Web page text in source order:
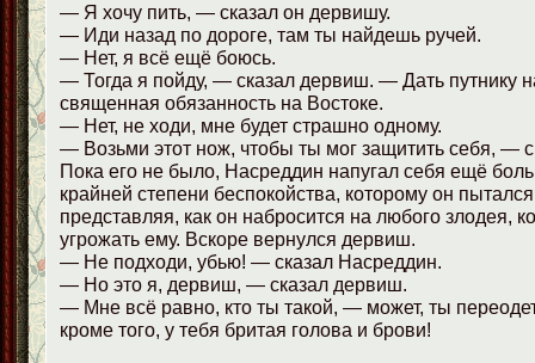
— Я хочу пить, — сказал он дервишу.
— Иди назад по дороге, там ты найдешь ручей.
— Нет, я всё ещё боюсь.
— Тогда я пойду, — сказал дервиш. — Дать путнику
священная обязанность на Востоке.
— Нет, не ходи, мне будет страшно одному.
— Возьми этот нож, чтобы ты мог защитить себя, —
Пока его не было, Насреддин напугал себя ещё
крайней степени беспокойства, которому он
представляя, как он набросится на любого злодея,
угрожать ему. Вскоре вернулся дервиш.
— Не подходи, убью! — сказал Насреддин.
— Но это я, дервиш, — сказал дервиш.
— Мне всё равно, кто ты такой, — может, ты
кроме того, у тебя бритая голова и брови!